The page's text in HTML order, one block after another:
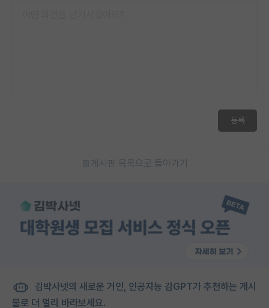
등록
게시판 목록으로 돌아가기
김박사넷의 새로운 거인, 인공지능 김GPT가 추천하는 게시
물로 더 멀리 바라보세요.